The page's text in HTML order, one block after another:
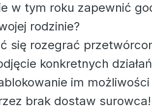
w tym roku zapewnić
rodzinie?
się rozegrać
konkretnych
im możliwości
brak dostaw surowca!